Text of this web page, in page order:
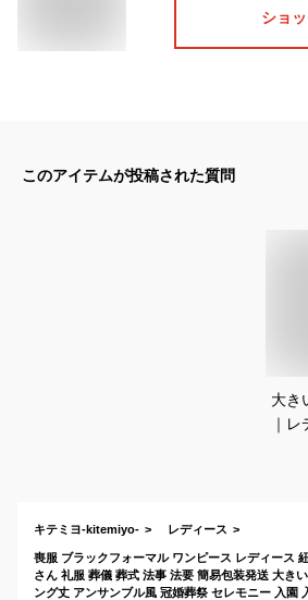
ショ
このアイテムが投稿された質問
大き
｜レ
キテミヨ-kitemiyo- レディース
喪服 ブラックフォーマル ワンピース レディース
さん 礼服 葬儀 葬式 法事 法要 簡易包装発送 大き
ング丈 アンサンブル風 冠婚葬祭 セレモニー 入園